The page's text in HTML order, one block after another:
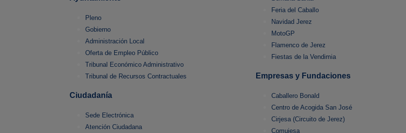
Pleno
Gobierno
Administración Local
Oferta de Empleo Público
Tribunal Económico Administrativo
Tribunal de Recursos Contractuales
Ciudadanía
Sede Electrónica
Atención Ciudadana
Feria del Caballo
Navidad Jerez
MotoGP
Flamenco de Jerez
Fiestas de la Vendimia
Empresas y Fundaciones
Caballero Bonald
Centro de Acogida San José
Cirjesa (Circuito de Jerez)
Comujesa